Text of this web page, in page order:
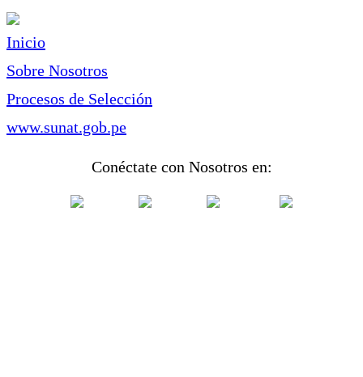
Inicio
Sobre Nosotros
Procesos de Selección
www.sunat.gob.pe
Conéctate con Nosotros en: